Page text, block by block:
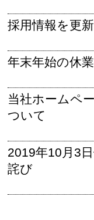
採用情報を更
年末年始の休
当社ホームペ
ついて
2019年10月3
詫び